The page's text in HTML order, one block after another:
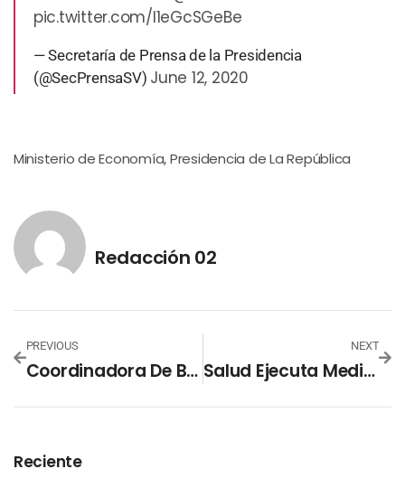
pic.twitter.com/l1eGcSGeBe
— Secretaría de Prensa de la Presidencia
(@SecPrensaSV) June 12, 2020
Ministerio de Economía, Presidencia de La República
Redacción 02
PREVIOUS
Coordinadora De Bienestar Social Reitera Compromiso De Apoyo A Familias En Albergues
NEXT
Salud Ejecuta Medidas Para Evitar La Proliferación Del Aedes Aegypti
Reciente